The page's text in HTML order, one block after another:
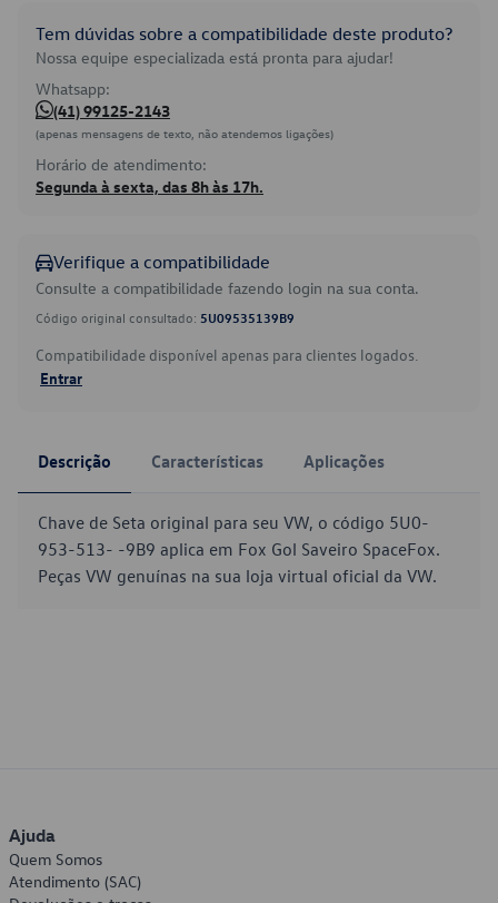
Tem dúvidas sobre a compatibilidade deste produto?
Nossa equipe especializada está pronta para ajudar!
Whatsapp:
(41) 99125-2143
(apenas mensagens de texto, não atendemos ligações)
Horário de atendimento:
Segunda à sexta, das 8h às 17h.
Verifique a compatibilidade
Consulte a compatibilidade fazendo login na sua conta.
Código original consultado: 5U09535139B9
Compatibilidade disponível apenas para clientes logados.
Entrar
Descrição Características Aplicações
Chave de Seta original para seu VW, o código 5U0-
953-513- -9B9 aplica em Fox Gol Saveiro SpaceFox.
Peças VW genuínas na sua loja virtual oficial da VW.
Ajuda
Quem Somos
Atendimento (SAC)